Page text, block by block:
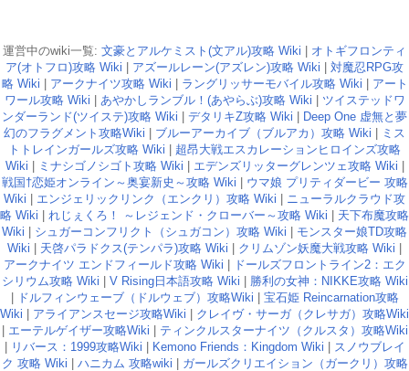
運営中のwiki一覧: 文豪とアルケミスト(文アル)攻略 Wiki | オトギフロンティ
ア(オトフロ)攻略 Wiki | アズールレーン(アズレン)攻略 Wiki | 対魔忍RPG攻
略 Wiki | アークナイツ攻略 Wiki | ラングリッサーモバイル攻略 Wiki | アート
ワール攻略 Wiki | あやかしランブル！(あやらぶ)攻略 Wiki | ツイステッドワ
ンダーランド(ツイステ)攻略 Wiki | デタリキZ攻略 Wiki | Deep One 虚無と夢
幻のフラグメント攻略Wiki | ブルーアーカイブ（ブルアカ）攻略 Wiki | ミス
トトレインガールズ攻略 Wiki | 超昂大戦エスカレーションヒロインズ攻略
Wiki | ミナシゴノシゴト攻略 Wiki | エデンズリッターグレンツェ攻略 Wiki |
戦国†恋姫オンライン～奥宴新史～攻略 Wiki | ウマ娘 プリティダービー 攻略
Wiki | エンジェリックリンク（エンクリ）攻略 Wiki | ニューラルクラウド攻
略 Wiki | れじぇくろ！ ～レジェンド・クローバー～攻略 Wiki | 天下布魔攻略
Wiki | シュガーコンフリクト（シュガコン）攻略 Wiki | モンスター娘TD攻略
Wiki | 天啓パラドクス(テンパラ)攻略 Wiki | クリムゾン妖魔大戦攻略 Wiki |
アークナイツ エンドフィールド攻略 Wiki | ドールズフロントライン2：エク
シリウム攻略 Wiki | V Rising日本語攻略 Wiki | 勝利の女神：NIKKE攻略 Wiki
| ドルフィンウェーブ（ドルウェブ）攻略Wiki | 宝石姫 Reincarnation攻略
Wiki | アライアンスセージ攻略Wiki | クレイヴ・サーガ（クレサガ）攻略Wiki
| エーテルゲイザー攻略Wiki | ティンクルスターナイツ（クルスタ）攻略Wiki
| リバース：1999攻略Wiki | Kemono Friends：Kingdom Wiki | スノウブレイ
ク 攻略 Wiki | ハニカム 攻略wiki | ガールズクリエイション（ガークリ）攻略